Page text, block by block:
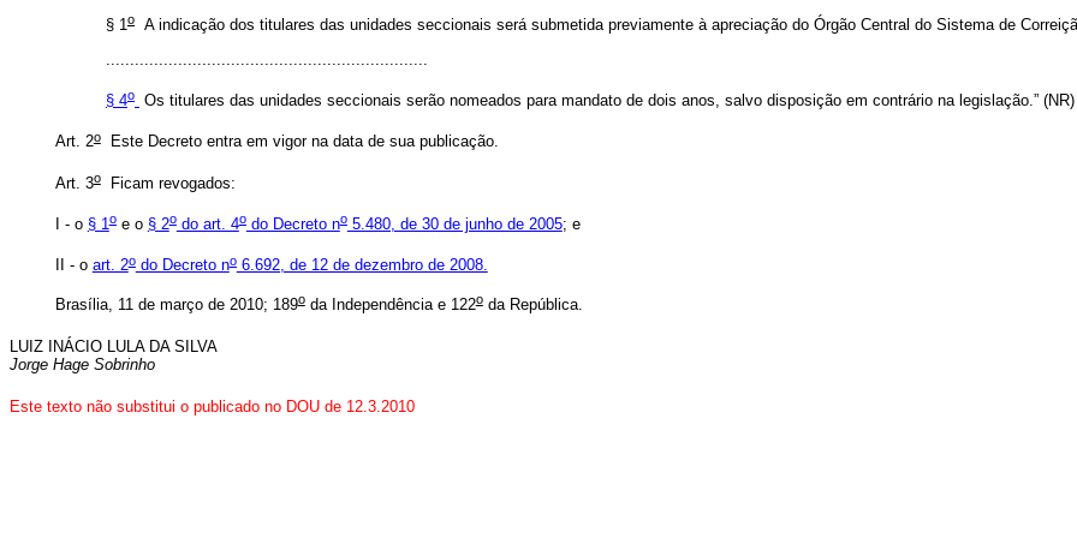
§ 1 o
A indicação dos titulares das unidades seccionais será submetida previamente à apreciação do Órgão Central do Sistema de
§ 4o Os titulares das unidades seccionais serão nomeados para mandato de dois anos, salvo disposição em contrário na legislação.” (NR)
Art. 2oEste Decreto entra em vigor na data de sua publicação.
Art. 3oFicam revogados:
I - o § 1oe o § 2odo art. 4odo Decreto no5.480, de 30 de junho de 2005; e
II - o art. 2odo Decreto no6.692, de 12 de dezembro de 2008.
Brasília, 11 de março de 2010; 189oda Independência e 122oda República.
LUIZ INÁCIO LULA DA SILVA
Jorge Hage Sobrinho
Este texto não substitui o publicado no DOU de 12.3.2010